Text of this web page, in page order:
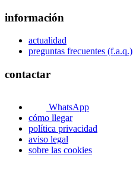
información
actualidad
preguntas frecuentes (f.a.q.)
contactar
WhatsApp
cómo llegar
política privacidad
aviso legal
sobre las cookies